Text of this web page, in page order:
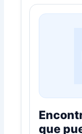
que